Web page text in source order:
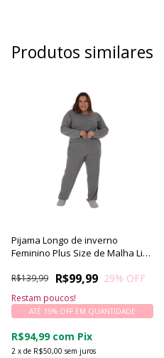
Produtos similares
Pijama Longo de inverno
Feminino Plus Size de Malha Lisa
R$99,99
R$139,99 29% OFF
2 x de R$50,00 sem juros
ATÉ 15% OFF EM QUANTIDADE
R$94,99 com Pix
Restam poucos!